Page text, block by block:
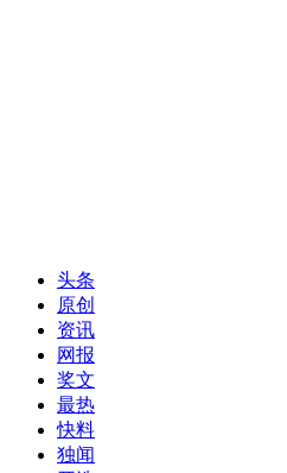
头条
原创
资讯
网报
奖文
最热
快料
独闻